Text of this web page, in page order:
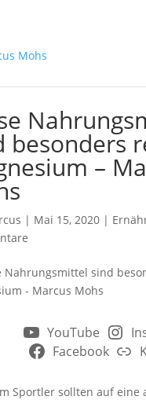
besonders
–
| Mai 15, 2020|
YouTube
Facebook
Sportler sollten auf eine